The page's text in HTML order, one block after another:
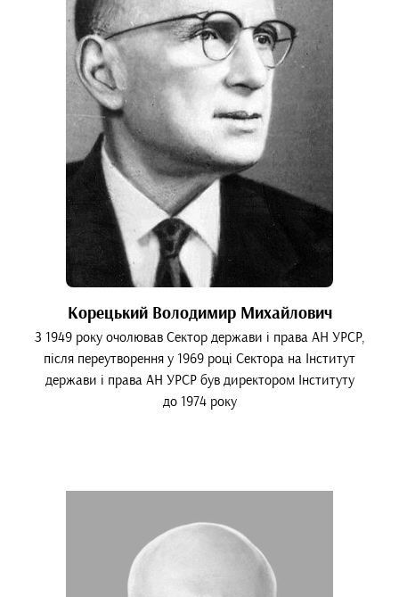
Корецький Володимир Михайлович
З 1949 року очолював Сектор держави і права АН УРСР,
після переутворення у 1969 році Сектора на Інститут
держави і права АН УРСР був директором Інституту
до 1974 року